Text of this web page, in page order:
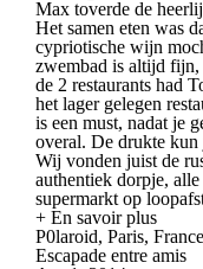
Max toverde de
Het samen eten was
cypriotische wijn
zwembad is altijd
de 2 restaurants had
het lager gelegen
is een must, nadat je
overal. De drukte kun
Wij vonden juist de
authentiek dorpje,
supermarkt op
+ En savoir plus
P0laroid, Paris, France
Escapade entre amis